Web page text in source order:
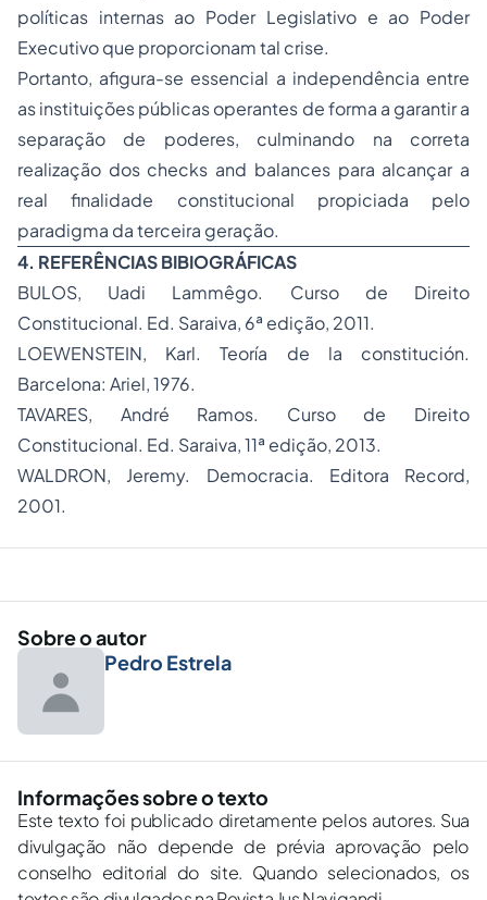
políticas internas ao Poder Legislativo e ao Poder
Executivo que proporcionam tal crise.
Portanto, afigura-se essencial a independência entre
as instituições públicas operantes de forma a garantir a
separação de poderes, culminando na correta
realização dos checks and balances para alcançar a
real finalidade constitucional propiciada pelo
paradigma da terceira geração.
4. REFERÊNCIAS BIBIOGRÁFICAS
BULOS, Uadi Lammêgo. Curso de Direito
Constitucional. Ed. Saraiva, 6ª edição, 2011.
LOEWENSTEIN, Karl. Teoría de la constitución.
Barcelona: Ariel, 1976.
TAVARES, André Ramos. Curso de Direito
Constitucional. Ed. Saraiva, 11ª edição, 2013.
WALDRON, Jeremy. Democracia. Editora Record,
2001.
Sobre o autor
Pedro Estrela
Informações sobre o texto
Este texto foi publicado diretamente pelos autores. Sua
divulgação não depende de prévia aprovação pelo
conselho editorial do site. Quando selecionados, os